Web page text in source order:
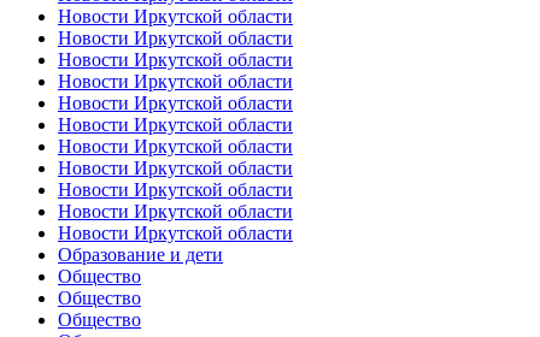
Новости Иркутской области
Новости Иркутской области
Новости Иркутской области
Новости Иркутской области
Новости Иркутской области
Новости Иркутской области
Новости Иркутской области
Новости Иркутской области
Новости Иркутской области
Новости Иркутской области
Новости Иркутской области
Образование и дети
Общество
Общество
Общество